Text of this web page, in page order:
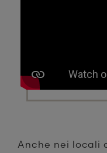
Anche nei locali